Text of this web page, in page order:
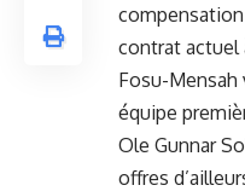
contrat actuel
Fosu-
équipe
Ole Gunnar
offres